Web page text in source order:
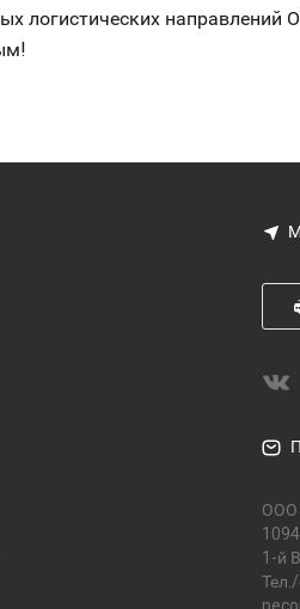
логистических
ООО
1-й